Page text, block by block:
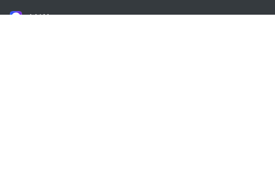
MAX